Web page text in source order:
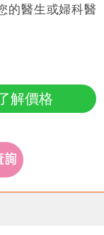
的醫生或婦科醫
解價格